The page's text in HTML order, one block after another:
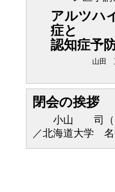
アルツハ
症と
認知症予
山田
閉会の挨拶
小山 司（医
／北海道大学